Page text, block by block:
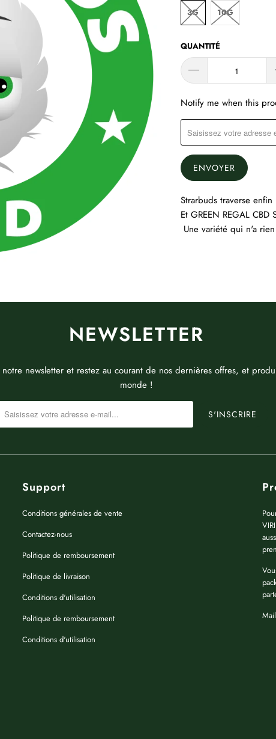
3G 10G
QUANTITÉ
TRANSLATION
MISSING:
Notify me when this
Strarbuds traverse
Et GREEN REGAL
Une variété qui n'a
NEWSLETTER
notre newsletter et restez au courant de nos dernières offres, et
monde !
Support
Conditions générales de vente
Contactez-nous
Politique de remboursement
Politique de livraison
Conditions d'utilisation
Politique de remboursement
Conditions d'utilisation